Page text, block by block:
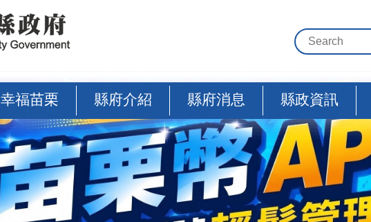
幸福苗栗 縣府介紹 縣府消息 縣政資訊